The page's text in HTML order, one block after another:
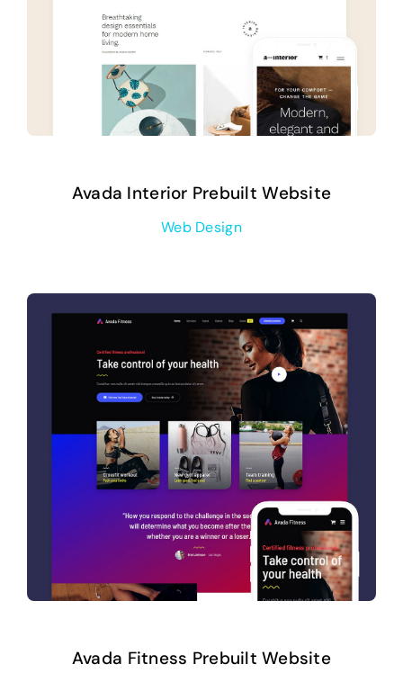
Avada Interior Prebuilt Website
Web Design
Avada Fitness Prebuilt Website